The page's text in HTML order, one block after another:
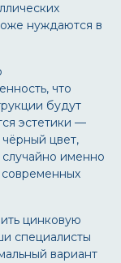
нуждаются в
что
будут
эстетики —
цвет,
именно
современных
цинковую
специалисты
вариант